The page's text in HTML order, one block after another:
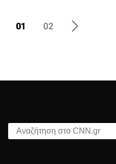
01 02
Αναζήτηση στο CNN.gr